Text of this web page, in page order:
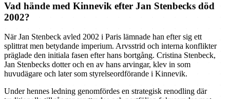
Vad hände med Kinnevik efter Jan Stenbecks död
2002?
När Jan Stenbeck avled 2002 i Paris lämnade han efter sig ett
splittrat men betydande imperium. Arvsstrid och interna konflikter
präglade den initiala fasen efter hans bortgång. Cristina Stenbeck,
Jan Stenbecks dotter och en av hans arvingar, klev in som
huvudägare och later som styrelseordförande i Kinnevik.
Under hennes ledning genomfördes en strategisk renodling där